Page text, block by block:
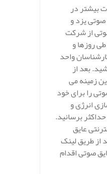
بیشتر در
یزد و
از شرکت
روزها و
واحد
بعد از
زمینه می
را برای خود
انرژی و
برسانید.
عایق
از طریق لینک
صوتی اقدام